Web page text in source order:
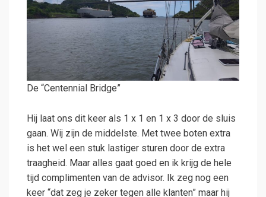
De “Centennial Bridge”
Hij laat ons dit keer als 1 x 1 en 1 x 3 door de sluis
gaan. Wij zijn de middelste. Met twee boten extra
is het wel een stuk lastiger sturen door de extra
traagheid. Maar alles gaat goed en ik krijg de hele
tijd complimenten van de advisor. Ik zeg nog een
keer “dat zeg je zeker tegen alle klanten” maar hij